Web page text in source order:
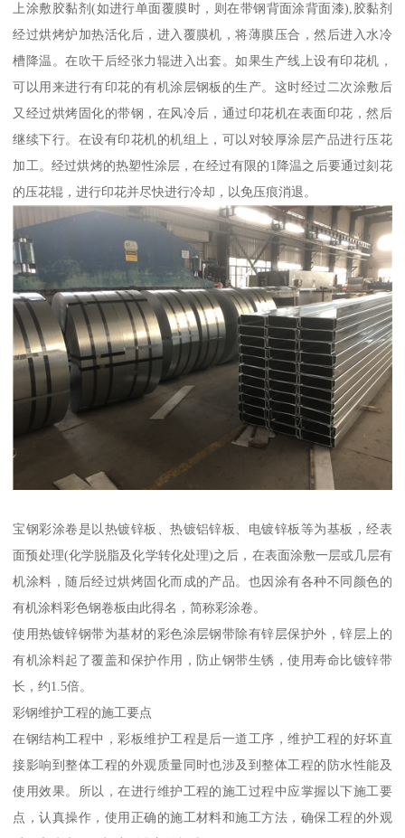
上涂敷胶黏剂(如进行单面覆膜时，则在带钢背面涂背面漆),胶黏剂
经过烘烤炉加热活化后，进入覆膜机，将薄膜压合，然后进入水冷
槽降温。在吹干后经张力辊进入出套。如果生产线上设有印花机，
可以用来进行有印花的有机涂层钢板的生产。这时经过二次涂敷后
又经过烘烤固化的带钢，在风冷后，通过印花机在表面印花，然后
继续下行。在设有印花机的机组上，可以对较厚涂层产品进行压花
加工。经过烘烤的热塑性涂层，在经过有限的1降温之后要通过刻花
的压花辊，进行印花并尽快进行冷却，以免压痕消退。
宝钢彩涂卷是以热镀锌板、热镀铝锌板、电镀锌板等为基板，经表
面预处理(化学脱脂及化学转化处理)之后，在表面涂敷一层或几层有
机涂料，随后经过烘烤固化而成的产品。也因涂有各种不同颜色的
有机涂料彩色钢卷板由此得名，简称彩涂卷。
使用热镀锌钢带为基材的彩色涂层钢带除有锌层保护外，锌层上的
有机涂料起了覆盖和保护作用，防止钢带生锈，使用寿命比镀锌带
长，约1.5倍。
彩钢维护工程的施工要点
在钢结构工程中，彩板维护工程是后一道工序，维护工程的好坏直
接影响到整体工程的外观质量同时也涉及到整体工程的防水性能及
使用效果。所以，在进行维护工程的施工过程中应掌握以下施工要
点，认真操作，使用正确的施工材料和施工方法，确保工程的外观